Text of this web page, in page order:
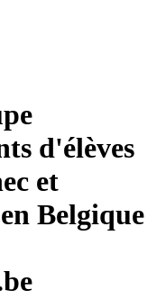
d'élèves
et
Belgique